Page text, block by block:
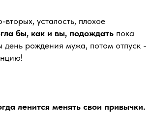
усталость, плохое
бы, как и вы, подождать пока
рождения мужа, потом отпуск -
ленится менять свои привычки.